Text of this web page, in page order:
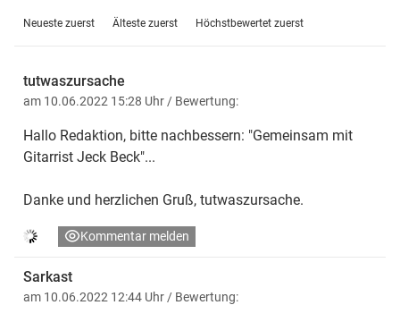
Neueste zuerst Älteste zuerst Höchstbewertet zuerst
tutwaszursache
am 10.06.2022 15:28 Uhr / Bewertung:
Hallo Redaktion, bitte nachbessern: "Gemeinsam mit
Gitarrist Jeck Beck"...
Danke und herzlichen Gruß, tutwaszursache.
Kommentar melden
Sarkast
am 10.06.2022 12:44 Uhr / Bewertung: